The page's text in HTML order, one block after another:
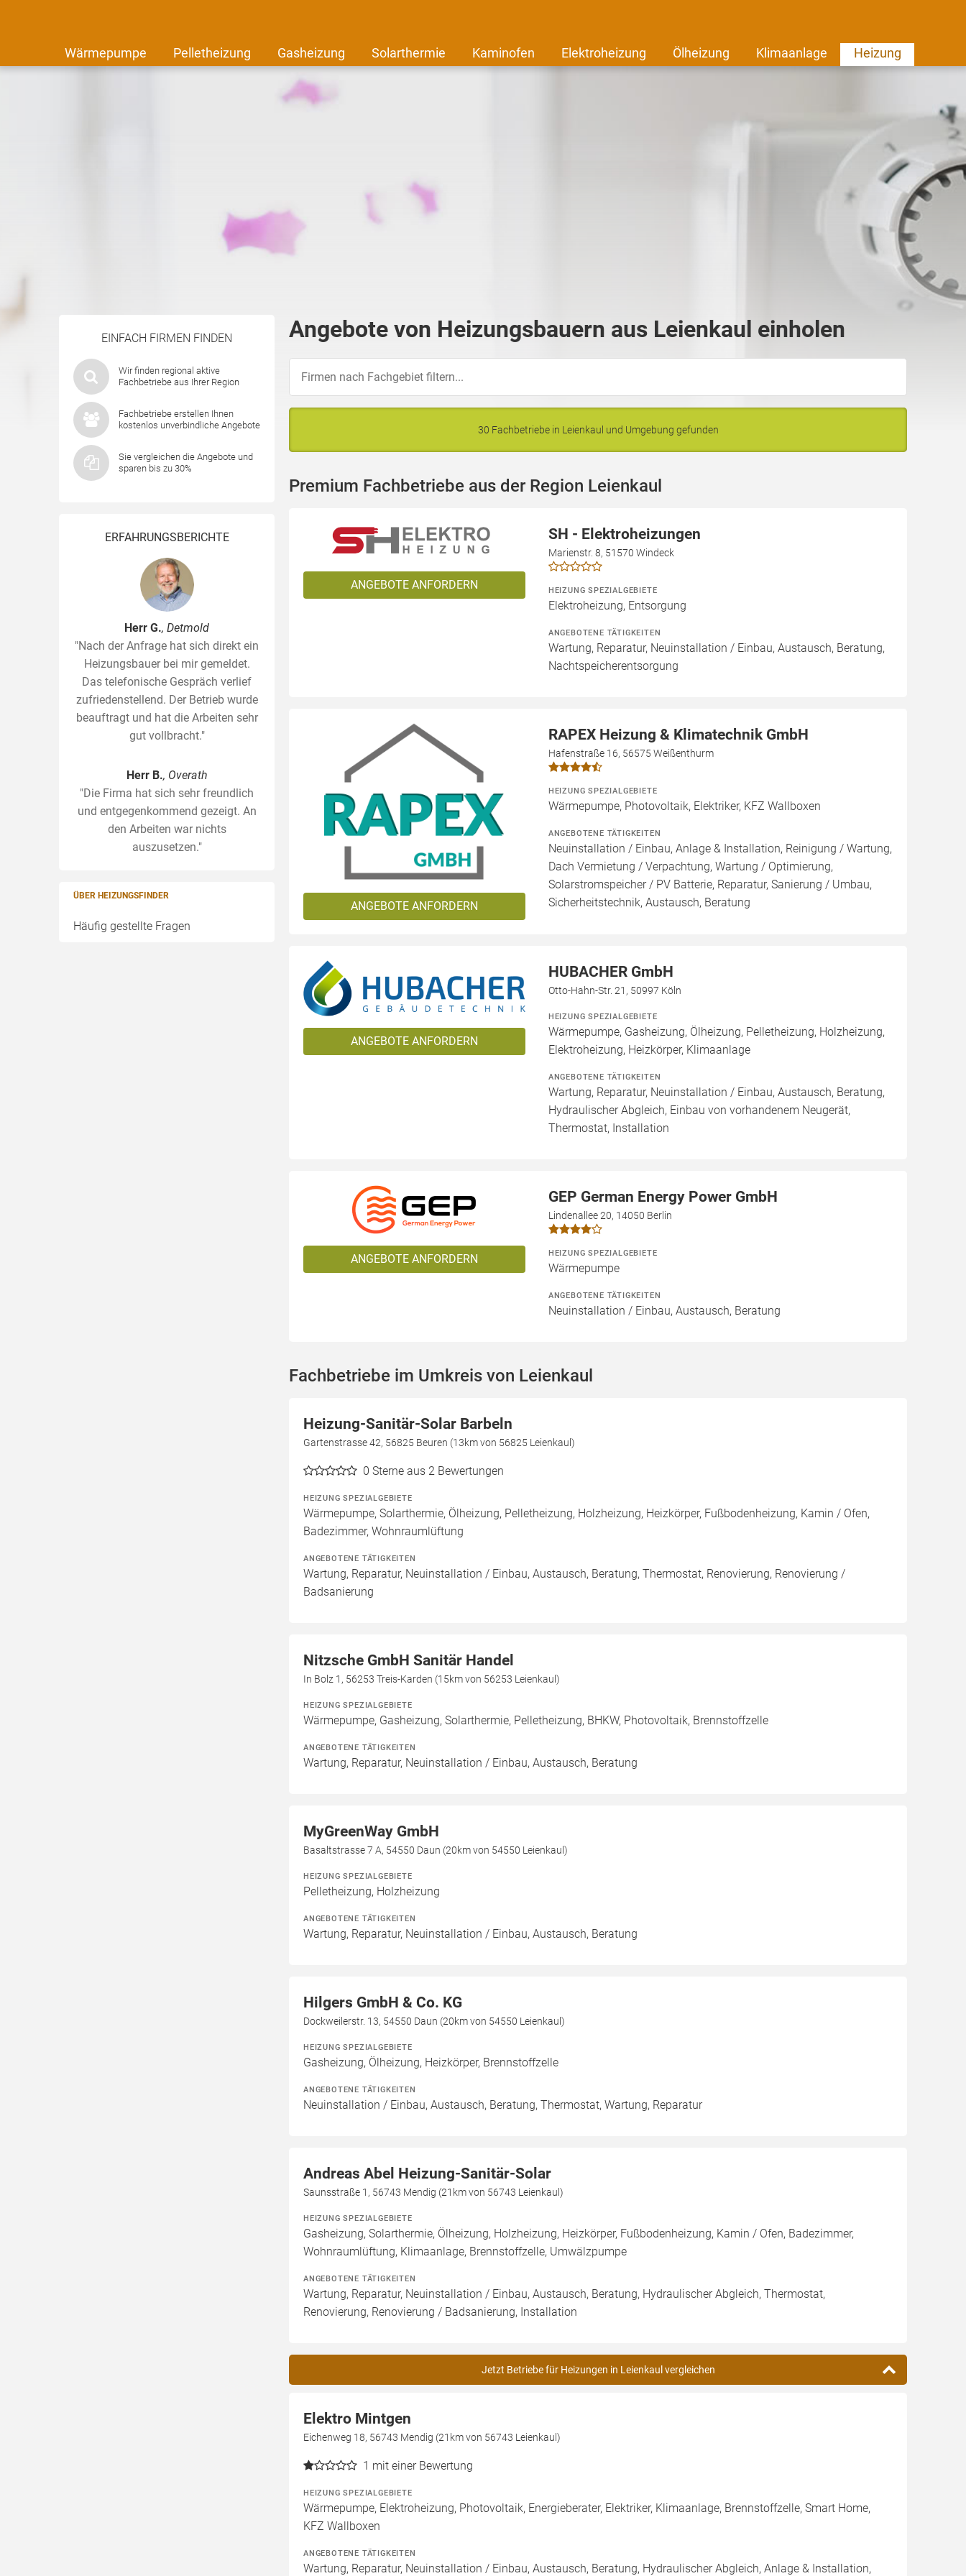
Wärmepumpe Pelletheizung Gasheizung Solarthermie Kaminofen Elektroheizung Ölheizung Klimaanlage Heizung
EINFACH FIRMEN FINDEN
Wir finden regional aktive
Fachbetriebe aus Ihrer Region
Fachbetriebe erstellen Ihnen
kostenlos unverbindliche Angebote
Sie vergleichen die Angebote und
sparen bis zu 30%
ERFAHRUNGSBERICHTE
Herr G., Detmold
"Nach der Anfrage hat sich direkt ein
Heizungsbauer bei mir gemeldet.
Das telefonische Gespräch verlief
zufriedenstellend. Der Betrieb wurde
beauftragt und hat die Arbeiten sehr
gut vollbracht."
Herr B., Overath
"Die Firma hat sich sehr freundlich
und entgegenkommend gezeigt. An
den Arbeiten war nichts
auszusetzen."
ÜBER HEIZUNGSFINDER
Häufig gestellte Fragen
Angebote von Heizungsbauern aus Leienkaul einholen
30 Fachbetriebe in Leienkaul und Umgebung gefunden
Premium Fachbetriebe aus der Region Leienkaul
ANGEBOTE ANFORDERN
SH - Elektroheizungen
Marienstr. 8, 51570 Windeck
HEIZUNG SPEZIALGEBIETE
Elektroheizung, Entsorgung
ANGEBOTENE TÄTIGKEITEN
Wartung, Reparatur, Neuinstallation / Einbau, Austausch, Beratung,
Nachtspeicherentsorgung
ANGEBOTE ANFORDERN
RAPEX Heizung & Klimatechnik GmbH
Hafenstraße 16, 56575 Weißenthurm
HEIZUNG SPEZIALGEBIETE
Wärmepumpe, Photovoltaik, Elektriker, KFZ Wallboxen
ANGEBOTENE TÄTIGKEITEN
Neuinstallation / Einbau, Anlage & Installation, Reinigung / Wartung,
Dach Vermietung / Verpachtung, Wartung / Optimierung,
Solarstromspeicher / PV Batterie, Reparatur, Sanierung / Umbau,
Sicherheitstechnik, Austausch, Beratung
ANGEBOTE ANFORDERN
HUBACHER GmbH
Otto-Hahn-Str. 21, 50997 Köln
HEIZUNG SPEZIALGEBIETE
Wärmepumpe, Gasheizung, Ölheizung, Pelletheizung, Holzheizung,
Elektroheizung, Heizkörper, Klimaanlage
ANGEBOTENE TÄTIGKEITEN
Wartung, Reparatur, Neuinstallation / Einbau, Austausch, Beratung,
Hydraulischer Abgleich, Einbau von vorhandenem Neugerät,
Thermostat, Installation
ANGEBOTE ANFORDERN
GEP German Energy Power GmbH
Lindenallee 20, 14050 Berlin
HEIZUNG SPEZIALGEBIETE
Wärmepumpe
ANGEBOTENE TÄTIGKEITEN
Neuinstallation / Einbau, Austausch, Beratung
Fachbetriebe im Umkreis von Leienkaul
Heizung-Sanitär-Solar Barbeln
Gartenstrasse 42, 56825 Beuren (13km von 56825 Leienkaul)
0 Sterne aus 2 Bewertungen
HEIZUNG SPEZIALGEBIETE
Wärmepumpe, Solarthermie, Ölheizung, Pelletheizung, Holzheizung, Heizkörper, Fußbodenheizung, Kamin / Ofen,
Badezimmer, Wohnraumlüftung
ANGEBOTENE TÄTIGKEITEN
Wartung, Reparatur, Neuinstallation / Einbau, Austausch, Beratung, Thermostat, Renovierung, Renovierung /
Badsanierung
Nitzsche GmbH Sanitär Handel
In Bolz 1, 56253 Treis-Karden (15km von 56253 Leienkaul)
HEIZUNG SPEZIALGEBIETE
Wärmepumpe, Gasheizung, Solarthermie, Pelletheizung, BHKW, Photovoltaik, Brennstoffzelle
ANGEBOTENE TÄTIGKEITEN
Wartung, Reparatur, Neuinstallation / Einbau, Austausch, Beratung
MyGreenWay GmbH
Basaltstrasse 7 A, 54550 Daun (20km von 54550 Leienkaul)
HEIZUNG SPEZIALGEBIETE
Pelletheizung, Holzheizung
ANGEBOTENE TÄTIGKEITEN
Wartung, Reparatur, Neuinstallation / Einbau, Austausch, Beratung
Hilgers GmbH & Co. KG
Dockweilerstr. 13, 54550 Daun (20km von 54550 Leienkaul)
HEIZUNG SPEZIALGEBIETE
Gasheizung, Ölheizung, Heizkörper, Brennstoffzelle
ANGEBOTENE TÄTIGKEITEN
Neuinstallation / Einbau, Austausch, Beratung, Thermostat, Wartung, Reparatur
Andreas Abel Heizung-Sanitär-Solar
Saunsstraße 1, 56743 Mendig (21km von 56743 Leienkaul)
HEIZUNG SPEZIALGEBIETE
Gasheizung, Solarthermie, Ölheizung, Holzheizung, Heizkörper, Fußbodenheizung, Kamin / Ofen, Badezimmer,
Wohnraumlüftung, Klimaanlage, Brennstoffzelle, Umwälzpumpe
ANGEBOTENE TÄTIGKEITEN
Wartung, Reparatur, Neuinstallation / Einbau, Austausch, Beratung, Hydraulischer Abgleich, Thermostat,
Renovierung, Renovierung / Badsanierung, Installation
Jetzt Betriebe für Heizungen in Leienkaul vergleichen
Elektro Mintgen
Eichenweg 18, 56743 Mendig (21km von 56743 Leienkaul)
1 mit einer Bewertung
HEIZUNG SPEZIALGEBIETE
Wärmepumpe, Elektroheizung, Photovoltaik, Energieberater, Elektriker, Klimaanlage, Brennstoffzelle, Smart Home,
KFZ Wallboxen
ANGEBOTENE TÄTIGKEITEN
Wartung, Reparatur, Neuinstallation / Einbau, Austausch, Beratung, Hydraulischer Abgleich, Anlage & Installation,